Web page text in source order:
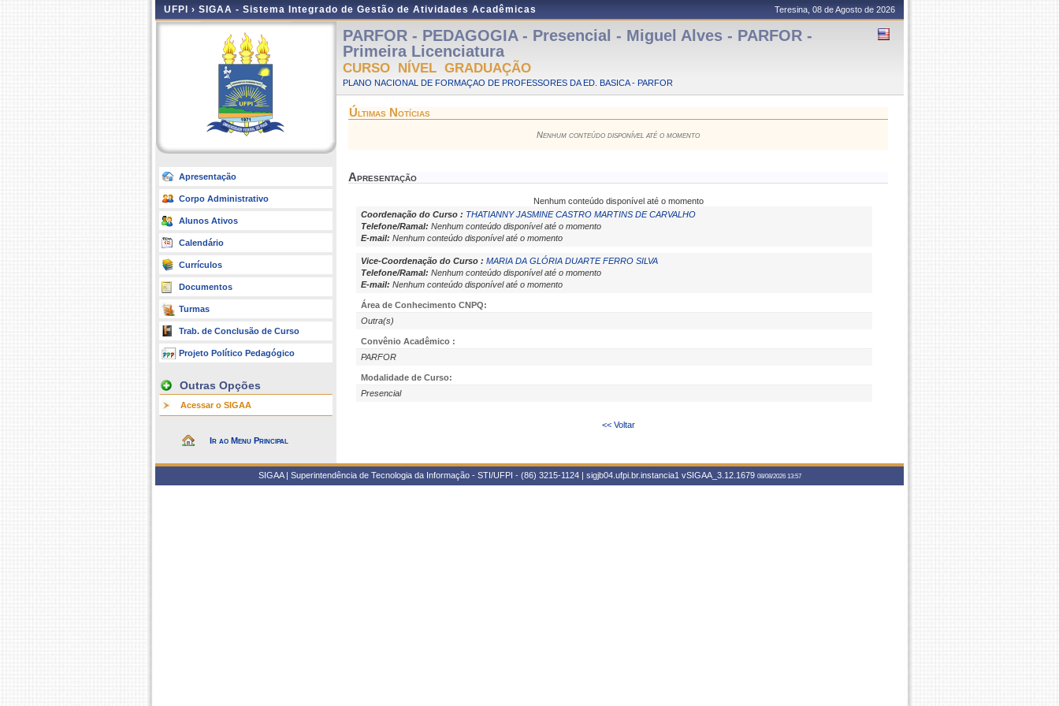
UFPI › SIGAA - Sistema Integrado de Gestão de Atividades Acadêmicas Teresina, 08 de Agosto de 2026
Apresentação
Corpo Administrativo
Alunos Ativos
Calendário
Currículos
Documentos
Turmas
Trab. de Conclusão de Curso
Projeto Político Pedagógico
Outras Opções
Acessar o SIGAA
Ir ao Menu Principal
PARFOR - PEDAGOGIA - Presencial - Miguel Alves - PARFOR -
Primeira Licenciatura
CURSO NÍVEL GRADUAÇÃO
PLANO NACIONAL DE FORMAÇAO DE PROFESSORES DA ED. BASICA - PARFOR
Últimas Notícias
Nenhum conteúdo disponível até o momento
Apresentação
Nenhum conteúdo disponível até o momento
Coordenação do Curso : THATIANNY JASMINE CASTRO MARTINS DE CARVALHO
Telefone/Ramal: Nenhum conteúdo disponível até o momento
E-mail: Nenhum conteúdo disponível até o momento
Vice-Coordenação do Curso : MARIA DA GLÓRIA DUARTE FERRO SILVA
Telefone/Ramal: Nenhum conteúdo disponível até o momento
E-mail: Nenhum conteúdo disponível até o momento
Área de Conhecimento CNPQ:
Outra(s)
Convênio Acadêmico :
PARFOR
Modalidade de Curso:
Presencial
<< Voltar
SIGAA | Superintendência de Tecnologia da Informação - STI/UFPI - (86) 3215-1124 | sigjb04.ufpi.br.instancia1 vSIGAA_3.12.1679 08/08/2026 13:57